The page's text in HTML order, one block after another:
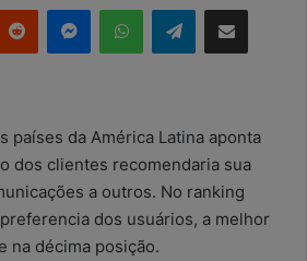
d
-
m
a
i
l
Telegram
países da América Latina aponta
dos clientes recomendaria sua
a outros. No ranking
dos usuários, a melhor
na décima posição.